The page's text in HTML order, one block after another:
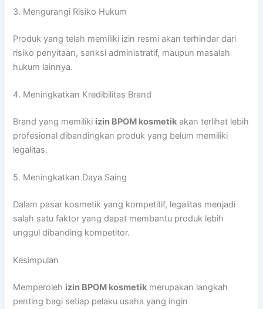
3. Mengurangi Risiko Hukum
Produk yang telah memiliki izin resmi akan terhindar dari
risiko penyitaan, sanksi administratif, maupun masalah
hukum lainnya.
4. Meningkatkan Kredibilitas Brand
Brand yang memiliki izin BPOM kosmetik akan terlihat lebih
profesional dibandingkan produk yang belum memiliki
legalitas.
5. Meningkatkan Daya Saing
Dalam pasar kosmetik yang kompetitif, legalitas menjadi
salah satu faktor yang dapat membantu produk lebih
unggul dibanding kompetitor.
Kesimpulan
Memperoleh izin BPOM kosmetik merupakan langkah
penting bagi setiap pelaku usaha yang ingin